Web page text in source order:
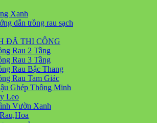
Xanh
dẫn trồng rau sạch
ĐÃ THI CÔNG
Rau 2 Tầng
Rau 3 Tầng
Rau Bậc Thang
Rau Tam Giác
Ghép Thông Minh
Leo
Vườn Xanh